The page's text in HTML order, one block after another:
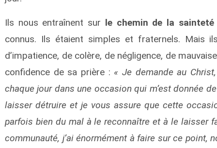
Ils nous entraînent sur le chemin de la sainteté
connus. Ils étaient simples et fraternels. Mais
d’impatience, de colère, de négligence, de
confidence de sa prière : « Je demande au
chaque jour dans une occasion qui m’est donnée
laisser détruire et je vous assure que cette
parfois bien du mal à le reconnaître et à le laisser
communauté, j’ai énormément à faire sur ce point,